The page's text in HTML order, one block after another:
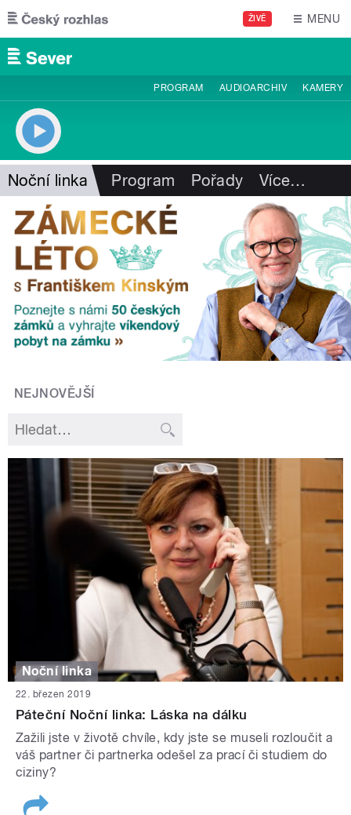
Přejít k hlavnímu obsahu
ŽIVĚ MENU
PROGRAM AUDIOARCHIV KAMERY
Noční linka Program Pořady Více…
NEJNOVĚJŠÍ
Noční linka
22. březen 2019
Páteční Noční linka: Láska na dálku
Zažili jste v životě chvíle, kdy jste se museli rozloučit a
váš partner či partnerka odešel za prací či studiem do
ciziny?